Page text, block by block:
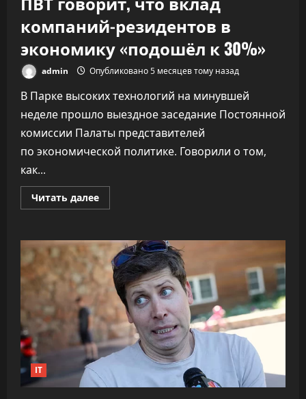
компаний-резидентов в
экономику «подошёл к 30%»
admin Опубликовано 5 месяцев тому назад
В Парке высоких технологий на минувшей
неделе прошло выездное заседание Постоянной
комиссии Палаты представителей
по экономической политике. Говорили о том,
как...
Читать далееПрочитать
больше
что
вклад
компаний-
резидентов
в
экономику
«подошёл
30%»
IT